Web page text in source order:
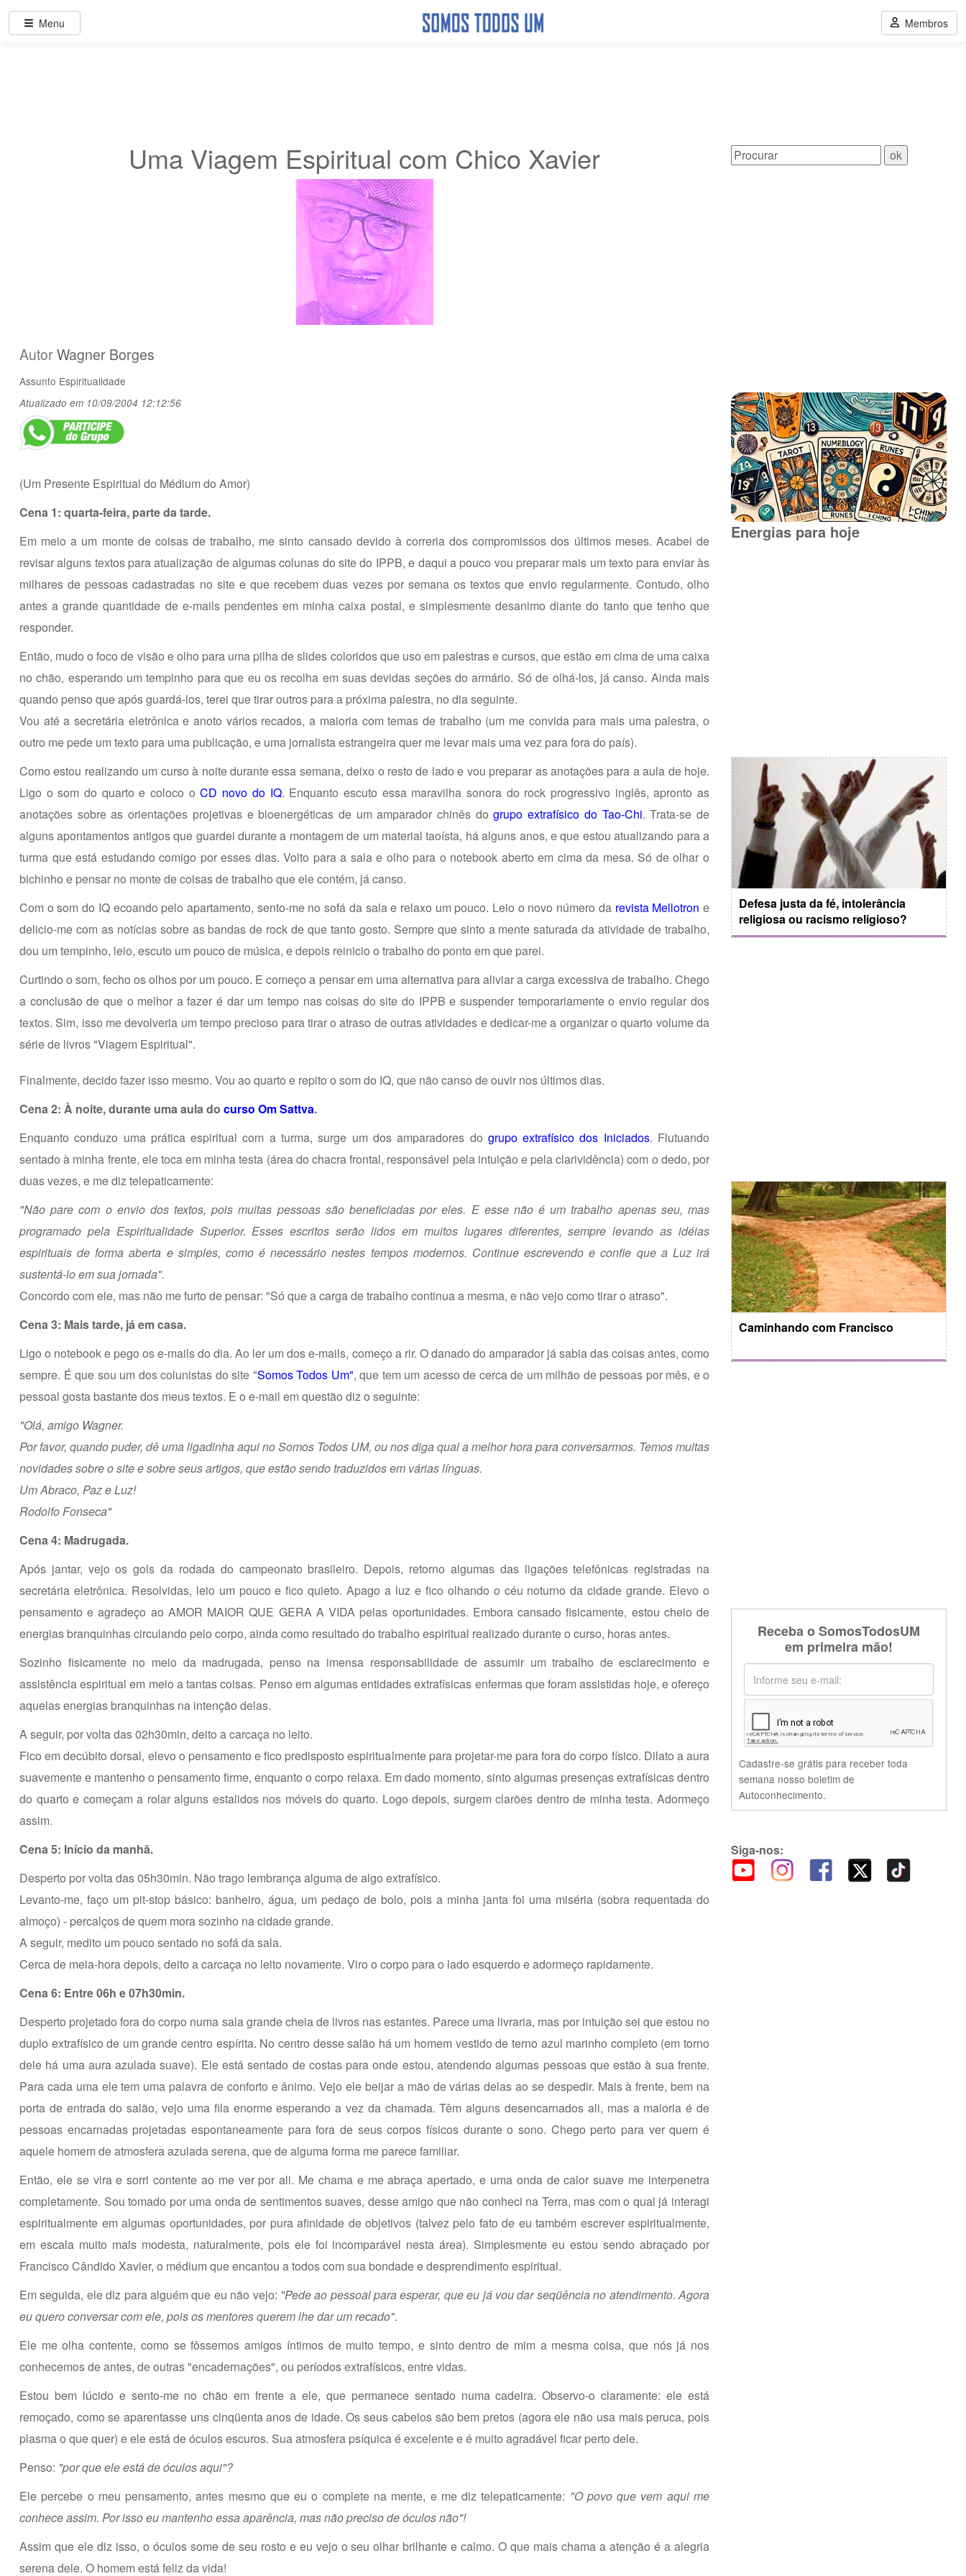
Uma Viagem Espiritual com Chico Xavier
AutorWagner Borges
Assunto Espiritualidade
Atualizado em 10/09/2004 12:12:56
(Um Presente Espiritual do Médium do Amor)
Cena 1: quarta-feira, parte da tarde.
Em meio a um monte de coisas de trabalho, me sinto cansado devido à correria dos compromissos dos últimos meses. Acabei de
revisar alguns textos para atualização de algumas colunas do site do IPPB, e daqui a pouco vou preparar mais um texto para enviar às
milhares de pessoas cadastradas no site e que recebem duas vezes por semana os textos que envio regularmente. Contudo, olho
antes a grande quantidade de e-mails pendentes em minha caixa postal, e simplesmente desanimo diante do tanto que tenho que
responder.
Então, mudo o foco de visão e olho para uma pilha de slides coloridos que uso em palestras e cursos, que estão em cima de uma caixa
no chão, esperando um tempinho para que eu os recolha em suas devidas seções do armário. Só de olhá-los, já canso. Ainda mais
quando penso que após guardá-los, terei que tirar outros para a próxima palestra, no dia seguinte.
Vou até a secretária eletrônica e anoto vários recados, a maioria com temas de trabalho (um me convida para mais uma palestra, o
outro me pede um texto para uma publicação, e uma jornalista estrangeira quer me levar mais uma vez para fora do país).
Como estou realizando um curso à noite durante essa semana, deixo o resto de lado e vou preparar as anotações para a aula de hoje.
Ligo o som do quarto e coloco oCD novo do IQ. Enquanto escuto essa maravilha sonora do rock progressivo inglês, apronto as
anotações sobre as orientações projetivas e bioenergéticas de um amparador chinês dogrupo extrafísico do Tao-Chi. Trata-se de
alguns apontamentos antigos que guardei durante a montagem de um material taoísta, há alguns anos, e que estou atualizando para a
turma que está estudando comigo por esses dias. Volto para a sala e olho para o notebook aberto em cima da mesa. Só de olhar o
bichinho e pensar no monte de coisas de trabalho que ele contém, já canso.
Com o som do IQ ecoando pelo apartamento, sento-me no sofá da sala e relaxo um pouco. Leio o novo número da revista Mellotrone
delicio-me com as notícias sobre as bandas de rock de que tanto gosto. Sempre que sinto a mente saturada da atividade de trabalho,
dou um tempinho, leio, escuto um pouco de música, e depois reinicio o trabalho do ponto em que parei.
Curtindo o som, fecho os olhos por um pouco. E começo a pensar em uma alternativa para aliviar a carga excessiva de trabalho. Chego
a conclusão de que o melhor a fazer é dar um tempo nas coisas do site do IPPB e suspender temporariamente o envio regular dos
textos. Sim, isso me devolveria um tempo precioso para tirar o atraso de outras atividades e dedicar-me a organizar o quarto volume da
série de livros "Viagem Espiritual".
Finalmente, decido fazer isso mesmo. Vou ao quarto e repito o som do IQ, que não canso de ouvir nos últimos dias.
Cena 2: À noite, durante uma aula do curso Om Sattva.
Enquanto conduzo uma prática espiritual com a turma, surge um dos amparadores do grupo extrafísico dos Iniciados. Flutuando
sentado à minha frente, ele toca em minha testa (área do chacra frontal, responsável pela intuição e pela clarividência) com o dedo, por
duas vezes, e me diz telepaticamente:
"Não pare com o envio dos textos, pois muitas pessoas são beneficiadas por eles. E esse não é um trabalho apenas seu, mas
programado pela Espiritualidade Superior. Esses escritos serão lidos em muitos lugares diferentes, sempre levando as idéias
espirituais de forma aberta e simples, como é necessário nestes tempos modernos. Continue escrevendo e confie que a Luz irá
sustentá-lo em sua jornada".
Concordo com ele, mas não me furto de pensar: "Só que a carga de trabalho continua a mesma, e não vejo como tirar o atraso".
Cena 3: Mais tarde, já em casa.
Ligo o notebook e pego os e-mails do dia. Ao ler um dos e-mails, começo a rir. O danado do amparador já sabia das coisas antes, como
sempre. É que sou um dos colunistas do site "Somos Todos Um", que tem um acesso de cerca de um milhão de pessoas por mês, e o
pessoal gosta bastante dos meus textos. E o e-mail em questão diz o seguinte:
"Olá, amigo Wagner.
Por favor, quando puder, dê uma ligadinha aqui no Somos Todos UM, ou nos diga qual a melhor hora para conversarmos. Temos muitas
novidades sobre o site e sobre seus artigos, que estão sendo traduzidos em várias línguas.
Um Abraco, Paz e Luz!
Rodolfo Fonseca"
Cena 4: Madrugada.
Após jantar, vejo os gols da rodada do campeonato brasileiro. Depois, retorno algumas das ligações telefônicas registradas na
secretária eletrônica. Resolvidas, leio um pouco e fico quieto. Apago a luz e fico olhando o céu noturno da cidade grande. Elevo o
pensamento e agradeço ao AMOR MAIOR QUE GERA A VIDA pelas oportunidades. Embora cansado fisicamente, estou cheio de
energias branquinhas circulando pelo corpo, ainda como resultado do trabalho espiritual realizado durante o curso, horas antes.
Sozinho fisicamente no meio da madrugada, penso na imensa responsabilidade de assumir um trabalho de esclarecimento e
assistência espiritual em meio a tantas coisas. Penso em algumas entidades extrafísicas enfermas que foram assistidas hoje, e ofereço
aquelas energias branquinhas na intenção delas.
A seguir, por volta das 02h30min, deito a carcaça no leito.
Fico em decúbito dorsal, elevo o pensamento e fico predisposto espiritualmente para projetar-me para fora do corpo físico. Dilato a aura
suavemente e mantenho o pensamento firme, enquanto o corpo relaxa. Em dado momento, sinto algumas presenças extrafísicas dentro
do quarto e começam a rolar alguns estalidos nos móveis do quarto. Logo depois, surgem clarões dentro de minha testa. Adormeço
assim.
Cena 5: Início da manhã.
Desperto por volta das 05h30min. Não trago lembrança alguma de algo extrafísico.
Levanto-me, faço um pit-stop básico: banheiro, água, um pedaço de bolo, pois a minha janta foi uma miséria (sobra requentada do
almoço) - percalços de quem mora sozinho na cidade grande.
A seguir, medito um pouco sentado no sofá da sala.
Cerca de meia-hora depois, deito a carcaça no leito novamente. Viro o corpo para o lado esquerdo e adormeço rapidamente.
Cena 6: Entre 06h e 07h30min.
Desperto projetado fora do corpo numa sala grande cheia de livros nas estantes. Parece uma livraria, mas por intuição sei que estou no
duplo extrafísico de um grande centro espírita. No centro desse salão há um homem vestido de terno azul marinho completo (em torno
dele há uma aura azulada suave). Ele está sentado de costas para onde estou, atendendo algumas pessoas que estão à sua frente.
Para cada uma ele tem uma palavra de conforto e ânimo. Vejo ele beijar a mão de várias delas ao se despedir. Mais à frente, bem na
porta de entrada do salão, vejo uma fila enorme esperando a vez da chamada. Têm alguns desencarnados ali, mas a maioria é de
pessoas encarnadas projetadas espontaneamente para fora de seus corpos físicos durante o sono. Chego perto para ver quem é
aquele homem de atmosfera azulada serena, que de alguma forma me parece familiar.
Então, ele se vira e sorri contente ao me ver por ali. Me chama e me abraça apertado, e uma onda de calor suave me interpenetra
completamente. Sou tomado por uma onda de sentimentos suaves, desse amigo que não conheci na Terra, mas com o qual já interagi
espiritualmente em algumas oportunidades, por pura afinidade de objetivos (talvez pelo fato de eu também escrever espiritualmente,
em escala muito mais modesta, naturalmente, pois ele foi incomparável nesta área). Simplesmente eu estou sendo abraçado por
Francisco Cândido Xavier, o médium que encantou a todos com sua bondade e desprendimento espiritual.
Em seguida, ele diz para alguém que eu não vejo: "Pede ao pessoal para esperar, que eu já vou dar seqüência no atendimento. Agora
eu quero conversar com ele, pois os mentores querem lhe dar um recado".
Ele me olha contente, como se fôssemos amigos íntimos de muito tempo, e sinto dentro de mim a mesma coisa, que nós já nos
conhecemos de antes, de outras "encadernações", ou períodos extrafísicos, entre vidas.
Estou bem lúcido e sento-me no chão em frente a ele, que permanece sentado numa cadeira. Observo-o claramente: ele está
remoçado, como se aparentasse uns cinqüenta anos de idade. Os seus cabelos são bem pretos (agora ele não usa mais peruca, pois
plasma o que quer) e ele está de óculos escuros. Sua atmosfera psíquica é excelente e é muito agradável ficar perto dele.
Penso: "por que ele está de óculos aqui"?
Ele percebe o meu pensamento, antes mesmo que eu o complete na mente, e me diz telepaticamente: "O povo que vem aqui me
conhece assim. Por isso eu mantenho essa aparência, mas não preciso de óculos não"!
Assim que ele diz isso, o óculos some de seu rosto e eu vejo o seu olhar brilhante e calmo. O que mais chama a atenção é a alegria
serena dele. O homem está feliz da vida!
Energias para hoje
Defesa justa da fé, intolerância
religiosa ou racismo religioso?
Caminhando com Francisco
Receba o SomosTodosUM
em primeira mão!
Cadastre-se grátis para receber toda
semana nosso boletim de
Autoconhecimento.
Siga-nos:
Menu Membros